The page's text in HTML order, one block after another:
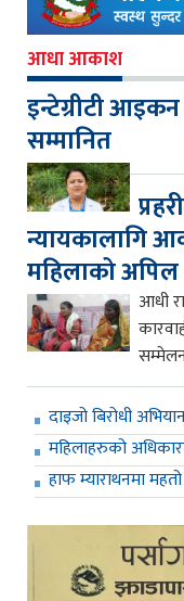
आधा आकाश
इन्टेग्रीटी
सम्मानित
न्यायकालागि
महिलाको अपिल
आधी
दाइजो बिरोधी
महिलाहरुको
हाफ म्याराथनमा